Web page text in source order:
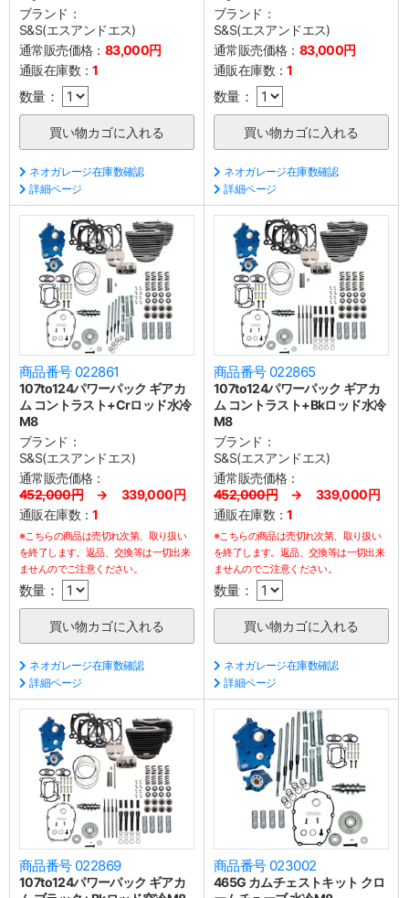
ブランド：
S&S(エスアンドエス)
通常販売価格： 83,000円
通販在庫数：1
数量：
ネオガレージ在庫数確認
詳細ページ
ブランド：
S&S(エスアンドエス)
通常販売価格： 83,000円
通販在庫数：1
数量：
ネオガレージ在庫数確認
詳細ページ
商品番号 022861
107to124パワーパック ギアカ
ム コントラスト+Crロッド水冷
M8
ブランド：
S&S(エスアンドエス)
通常販売価格：
452,000円→ 339,000円
通販在庫数：1
※こちらの商品は売切れ次第、取り扱い
を終了します。返品、交換等は一切出来
ませんのでご注意ください。
数量：
ネオガレージ在庫数確認
詳細ページ
商品番号 022865
107to124パワーパック ギアカ
ム コントラスト+Bkロッド水冷
M8
ブランド：
S&S(エスアンドエス)
通常販売価格：
452,000円→ 339,000円
通販在庫数：1
※こちらの商品は売切れ次第、取り扱い
を終了します。返品、交換等は一切出来
ませんのでご注意ください。
数量：
ネオガレージ在庫数確認
詳細ページ
商品番号 022869
107to124パワーパック ギアカ
商品番号 023002
465G カムチェストキット クロ